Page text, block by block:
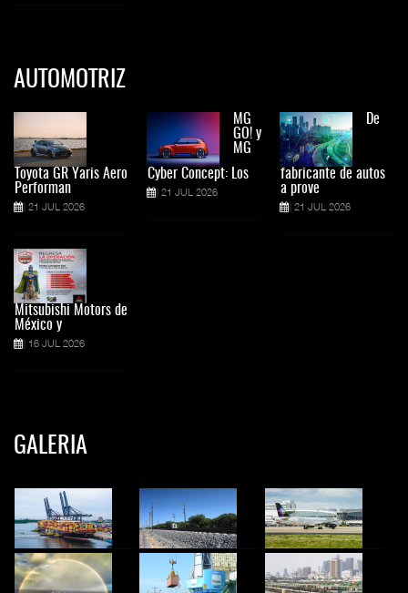
AUTOMOTRIZ
Toyota GR Yaris Aero
Performan
21 JUL 2026
Mitsubishi Motors de
México y
16 JUL 2026
MG
GO! y
MG
Cyber Concept: Los
21 JUL 2026
De
fabricante de autos
a prove
21 JUL 2026
GALERIA